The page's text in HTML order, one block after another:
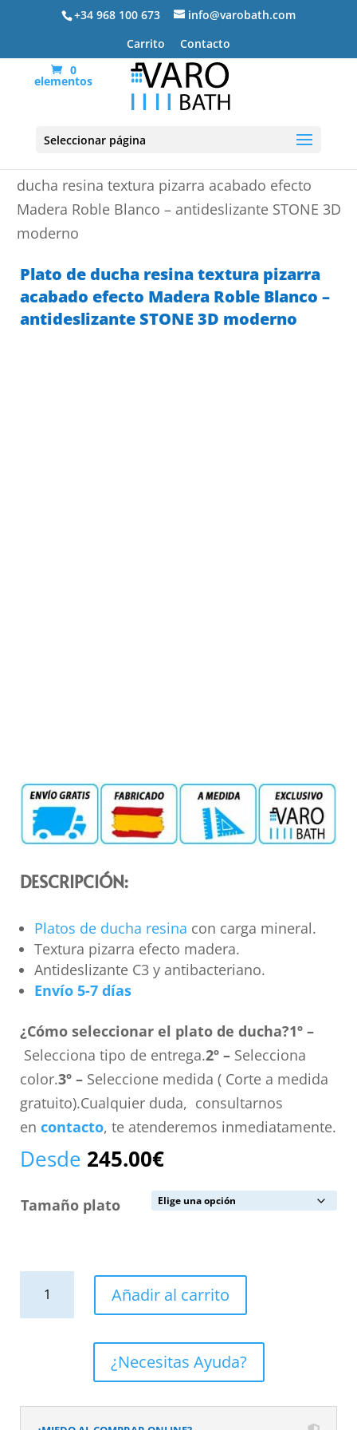
+34 968 100 673
info@varobath.com
Carrito
Contacto
0
elementos
Seleccionar página
ducha resina textura pizarra acabado efecto
Madera Roble Blanco – antideslizante STONE 3D
moderno
Plato de ducha resina textura pizarra
acabado efecto Madera Roble Blanco –
antideslizante STONE 3D moderno
DESCRIPCIÓN:
Platos de ducha resina con carga mineral.
Textura pizarra efecto madera.
Antideslizante C3 y antibacteriano.
Envío 5-7 días
¿Cómo seleccionar el plato de ducha?1º –
Selecciona tipo de entrega.2º –Selecciona
color.3º –Seleccione medida ( Corte a medida
gratuito).Cualquier duda, consultarnos
en contacto, te atenderemos inmediatamente.
Desde 245.00€
Tamaño plato
pizarra
Añadir al carrito
¿Necesitas Ayuda?